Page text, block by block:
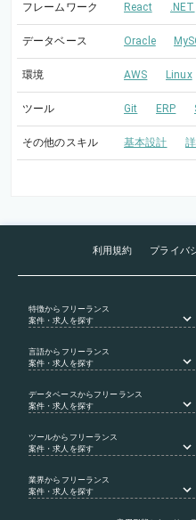
フレームワーク React .NET
データベース Oracle
環境 AWS Linux
ツール Git ERP
その他のスキル 基本設計
利用規約 プライバ
特徴からフリーランス
案件・求人を探す
言語からフリーランス
案件・求人を探す
データベース からフリーランス
案件・求人を探す
ツールからフリーランス
案件・求人を探す
業界からフリーランス
案件・求人を探す